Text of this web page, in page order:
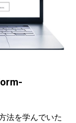
法を学んでいた